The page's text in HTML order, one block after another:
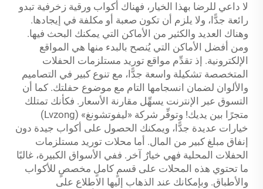
لا داعي للرضا بهذا الخيار، فهناك أكواب ورقية زخرفية تبدو
رائعة جدًّا، ولا يلزم أن تكون صعبة أو مكلفة في إيجادها.
وهناك العديد والكثير من الأماكن التي يمكنك البحث فيها.
ومن أفضل الأماكن التي يُنصح بالبدء منها هي المواقع
الإلكترونية. إذ تقدِّم مواقع توريد مستلزمات الحفلات
المتخصصة تشكيلة واسعة جدًّا، مع تنوع كبير في التصاميم
والألوان لضمان انسجامها التام مع موضوع حفلتك. كما أن
التسوق عبر الإنترنت يسهِّل مقارنة الأسعار. فكأنك تمتلك
متجرًا بين يديك! وتوفِّر شركة «ليفوتشونغ» (Lvzong)
خيارات عديدة جدًّا، ويمكنك الحصول على أكواب جيدة دون
إنفاق مبلغ كبير من المال. أما محلات توريد مستلزمات
الحفلات المحلية فهي خيارٌ آخر. ففي الأسواق الكبيرة، غالبًا
ما تحتوي هذه المحلات على قسمٍ كاملٍ مخصصٍ للأكواب
والأطباق. وبإمكانك عند الذهاب إليها الاطلاع على